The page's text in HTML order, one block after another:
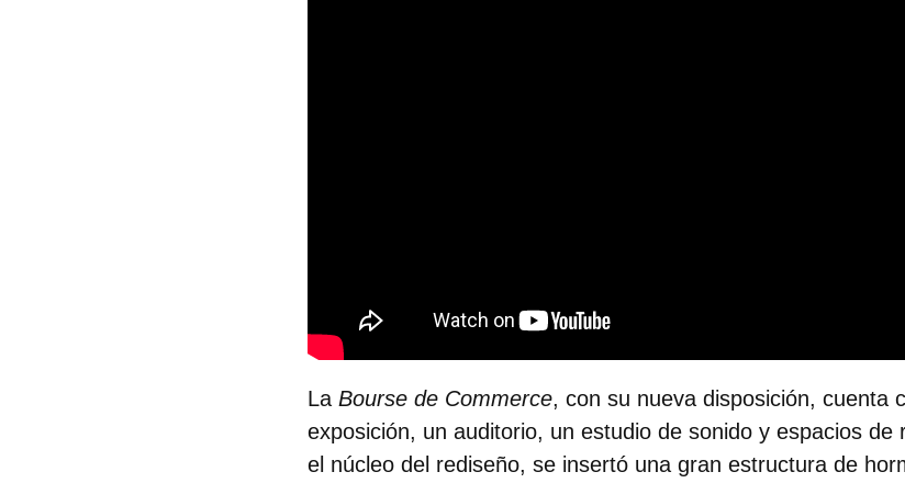
La Bourse de Commerce, con su nueva disposición, cuenta
exposición, un auditorio, un estudio de sonido y espacios de
el núcleo del rediseño, se insertó una gran estructura de